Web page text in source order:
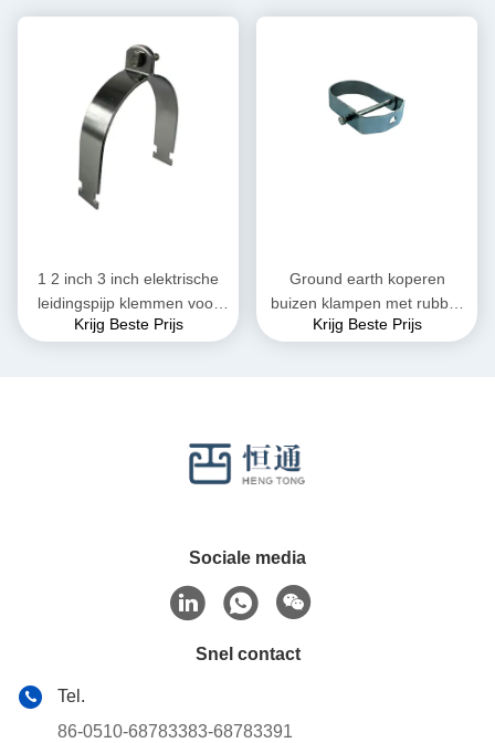
1 2 inch 3 inch elektrische
leidingspijp klemmen voor
sanitaire installaties
Krijg Beste Prijs
Ground earth koperen
buizen klampen met rubber
verstelbare clevis hangers
Krijg Beste Prijs
Sociale media
Snel contact
Tel.
86-0510-68783383-68783391